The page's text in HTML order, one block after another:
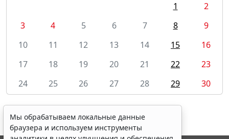
1
2
3
4 5 6 7 8
9
10
11 12 13 14 15
16
17
18 19 20 21 22
23
24
25 26 27 28 29 30
Мы обрабатываем локальные данные
браузера и используем инструменты